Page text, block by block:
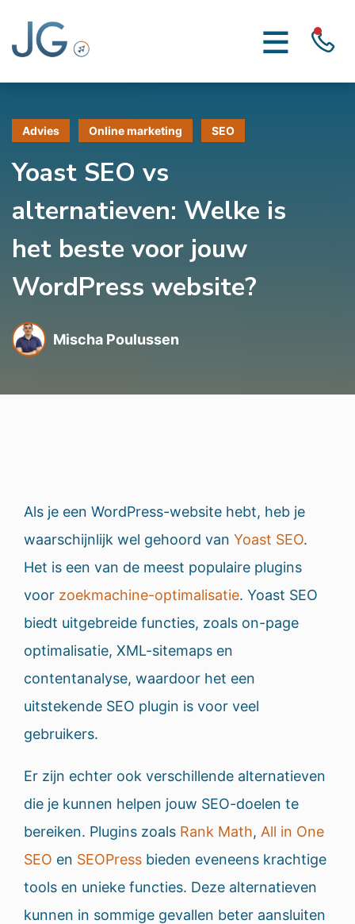
Advies Online marketing SEO
Yoast SEO vs
alternatieven: Welke is
het beste voor jouw
WordPress website?
Mischa Poulussen
Als je een WordPress-website hebt, heb je
waarschijnlijk wel gehoord van Yoast SEO.
Het is een van de meest populaire plugins
voor zoekmachine-optimalisatie. Yoast SEO
biedt uitgebreide functies, zoals on-page
optimalisatie, XML-sitemaps en
contentanalyse, waardoor het een
uitstekende SEO plugin is voor veel
gebruikers.
Er zijn echter ook verschillende alternatieven
die je kunnen helpen jouw SEO-doelen te
bereiken. Plugins zoals Rank Math, All in One
SEO en SEOPress bieden eveneens krachtige
tools en unieke functies. Deze alternatieven
kunnen in sommige gevallen beter aansluiten